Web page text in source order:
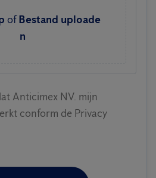
of Bestand uploade
n
Anticimex NV. mijn
conform de Privacy